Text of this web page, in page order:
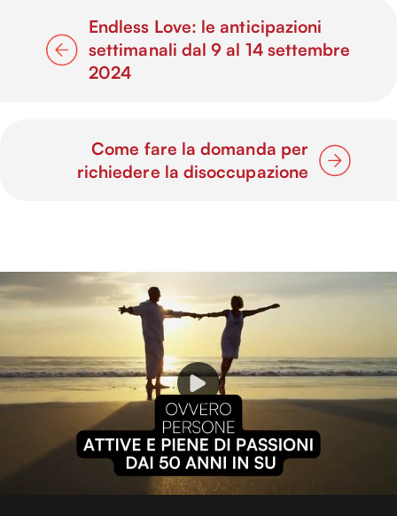
Endless Love: le anticipazioni
settimanali dal 9 al 14 settembre
2024
Come fare la domanda per
richiedere la disoccupazione
P
l
L
o